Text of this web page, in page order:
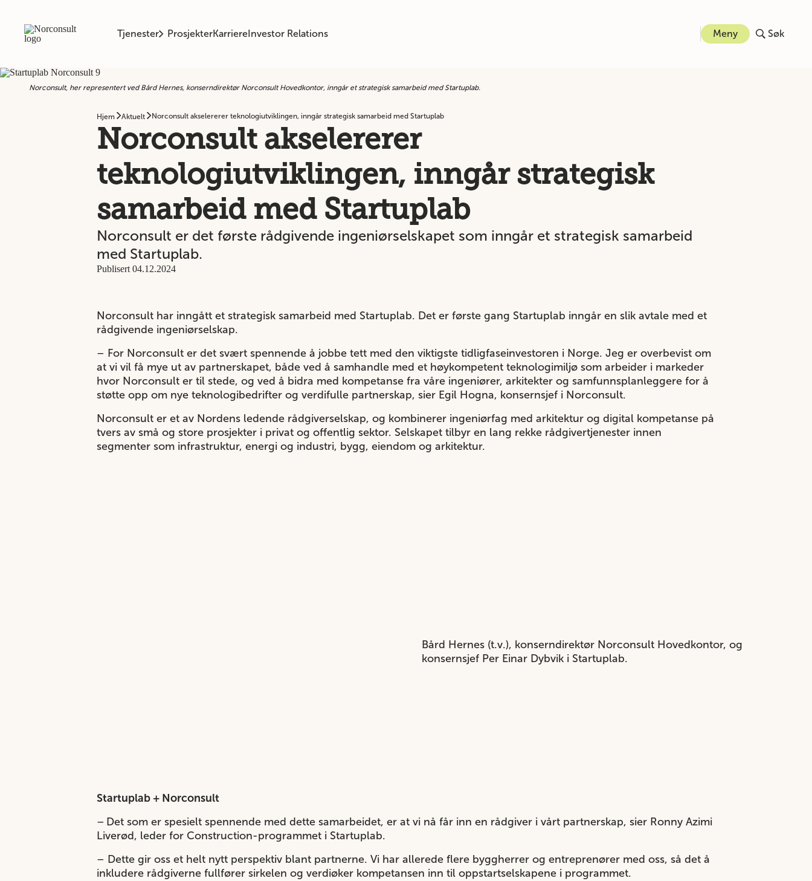
Tjenester ProsjekterKarriereInvestor Relations Meny Søk
Norconsult, her representert ved Bård Hernes, konserndirektør Norconsult Hovedkontor, inngår et strategisk samarbeid med Startuplab.
Hjem Aktuelt Norconsult akselererer teknologiutviklingen, inngår strategisk samarbeid med Startuplab
Norconsult akselererer
teknologiutviklingen, inngår strategisk
samarbeid med Startuplab
Norconsult er det første rådgivende ingeniørselskapet som inngår et strategisk samarbeid
med Startuplab.
Publisert 04.12.2024
Norconsult har inngått et strategisk samarbeid med Startuplab. Det er første gang Startuplab inngår en slik avtale med et
rådgivende ingeniørselskap.
– For Norconsult er det svært spennende å jobbe tett med den viktigste tidligfaseinvestoren i Norge. Jeg er overbevist om
at vi vil få mye ut av partnerskapet, både ved å samhandle med et høykompetent teknologimiljø som arbeider i markeder
hvor Norconsult er til stede, og ved å bidra med kompetanse fra våre ingeniører, arkitekter og samfunnsplanleggere for å
støtte opp om nye teknologibedrifter og verdifulle partnerskap, sier Egil Hogna, konsernsjef i Norconsult.
Norconsult er et av Nordens ledende rådgiverselskap, og kombinerer ingeniørfag med arkitektur og digital kompetanse på
tvers av små og store prosjekter i privat og offentlig sektor. Selskapet tilbyr en lang rekke rådgivertjenester innen
segmenter som infrastruktur, energi og industri, bygg, eiendom og arkitektur.
Bård Hernes (t.v.), konserndirektør Norconsult Hovedkontor, og
konsernsjef Per Einar Dybvik i Startuplab.
Startuplab + Norconsult
– Det som er spesielt spennende med dette samarbeidet, er at vi nå får inn en rådgiver i vårt partnerskap, sier Ronny Azimi
Liverød, leder for Construction-programmet i Startuplab.
– Dette gir oss et helt nytt perspektiv blant partnerne. Vi har allerede flere byggherrer og entreprenører med oss, så det å
inkludere rådgiverne fullfører sirkelen og verdiøker kompetansen inn til oppstartselskapene i programmet.